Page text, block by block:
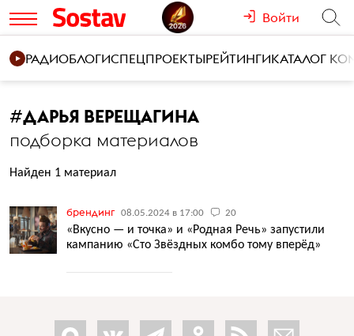
Войти
РАДИОБЛОГИСПЕЦПРОЕКТЫРЕЙТИНГИКАТАЛОГ
#ДАРЬЯ ВЕРЕЩАГИНА
подборка материалов
Найден 1 материал
брендинг 08.05.2024 в 17:00 20
«Вкусно — и точка» и «Родная Речь» запустили
кампанию «Сто Звёздных комбо тому вперёд»